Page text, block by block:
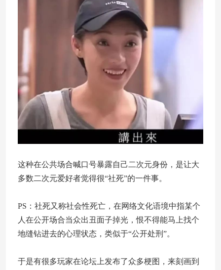
这种在公共场合喊口号暴露自己二次元身份，是让大
多数二次元爱好者觉得很“社死”的一件事。
PS：社死又称社会性死亡，在网络文化语境中指某个
人在公开场合当众出丑面子掉光，恨不得能马上找个
地缝钻进去的心理状态，类似于“公开处刑”。
于是有很多玩家在论坛上发布了众多梗图，来刻画到